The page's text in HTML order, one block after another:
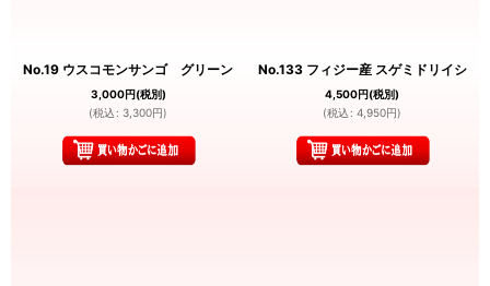
No.19 ウスコモンサンゴ グリーン
3,000円(税別)
(税込 : 3,300円)
No.133 フィジー産 スゲミドリイシ
4,500円(税別)
(税込 : 4,950円)